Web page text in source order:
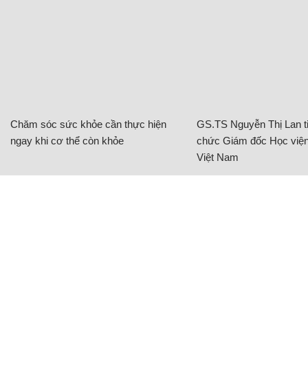
Chăm sóc sức khỏe cần thực hiện
ngay khi cơ thể còn khỏe
GS.TS Nguyễn Thị Lan
chức Giám đốc Học
Việt Nam